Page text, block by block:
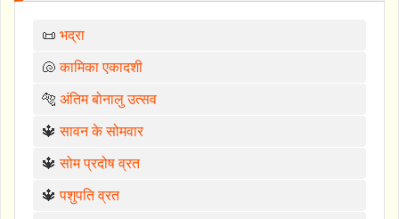
📜 भद्रा
🐚कामिका एकादशी
🐅 अंतिम बोनालु उत्सव
🔱सावन के सोमवार
🔱सोम प्रदोष व्रत
🔱पशुपति व्रत